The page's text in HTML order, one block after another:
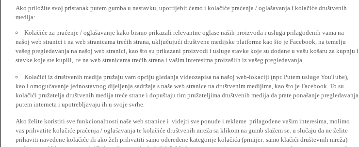
Ako priložite svoj pristanak putem gumba u nastavku, upotrijebit ćemo i kolačiće praćenja / oglašavanja i kolačiće društvenih
medija:
Kolačiće za praćenje / oglašavanje kako bismo prikazali relevantne oglase naših proizvoda i usluga prilagođenih vama na
našoj web stranici i na web stranicama trećih strana, uključujući društvene medijske platforme kao što je Facebook, na temelju
vašeg pregledavanja na našoj web stranici, kao što su prikazani proizvodi i usluge stavke koje su dodane u vašu košaru za kupnju i
stavke koje ste kupili, te na web stranicama trećih strana i vašim interesima proizašlih iz vašeg pregledavanja.
Kolačići iz društvenih medija pružaju vam opciju gledanja videozapisa na našoj web-lokaciji (npr. Putem usluge YouTube),
kao i omogućavanje jednostavnog dijeljenja sadržaja s naše web stranice na društvenim medijima, kao što je Facebook. To su
kolačići pružatelja društvenih medija treće strane i dopuštaju tim pružateljima društvenih medija da prate ponašanje pregledavanja
putem interneta i upotrebljavaju ih u svoje svrhe.
Ako želite koristiti sve funkcionalnosti naše web stranice i videjti sve ponude i reklame prilagođene vašim interesima, molimo
vas prihvatite kolačiće praćenja / oglašavanja te kolačiće društvenih mreža sa klikom na gumb slažem se. u slučaju da ne želite
prihaviti navedene kolačiće ili ako želi prihvatiti samo odeređene kategorije kolačića (prmijer: samo klačići društevnih mreža)